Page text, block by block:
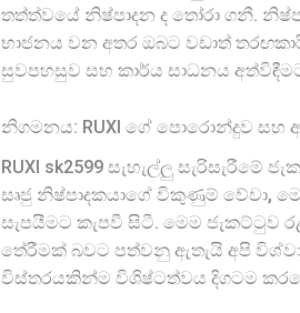
තත්ත්වයේ නිෂ්පාදන ද තෝරා ගනී.
භාජනය වන අතර ඔබට වඩාත්
සුවපහසුව සහ කාර්ය සාධනය
නිගමනය: RUXI ගේ පොරොන්දුව සහ
RUXI sk2599 සැහැල්ලු
සෘජු නිෂ්පාදකයාගේ විකුණුම් වේවා,
සැපයීමට කැපවී සිටී. මෙම ජැකට්ටුව
තේරීමක් බවට පත්වනු ඇතැයි අපි
විස්තරයකින්ම විශිෂ්ටත්වය දිගටම